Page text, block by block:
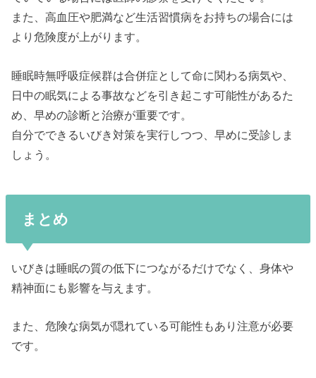
また、高血圧や肥満など生活習慣病をお持ちの場合には
より危険度が上がります。
睡眠時無呼吸症候群は合併症として命に関わる病気や、
日中の眠気による事故などを引き起こす可能性があるた
め、早めの診断と治療が重要です。
自分でできるいびき対策を実行しつつ、早めに受診しま
しょう。
まとめ
いびきは睡眠の質の低下につながるだけでなく、身体や
精神面にも影響を与えます。
また、危険な病気が隠れている可能性もあり注意が必要
です。